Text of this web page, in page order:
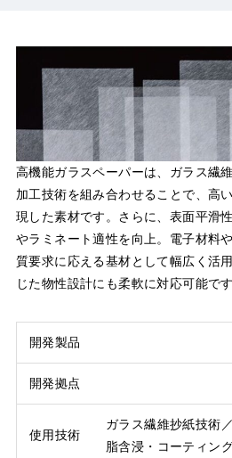
高機能ガラスペーパーは、ガラス繊
加工技術を組み合わせることで、高
現した素材です。さらに、表面平滑
やラミネート適性を向上。電子材料
質要求に応える基材として幅広く活
じた物性設計にも柔軟に対応可能です
開発製品
開発拠点
使用技術
ガラス繊維抄紙技術
脂含浸・コーティン